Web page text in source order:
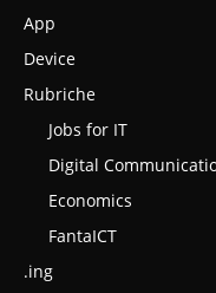
App
Device
Rubriche
Jobs for IT
Digital
Economics
FantaICT
.ing